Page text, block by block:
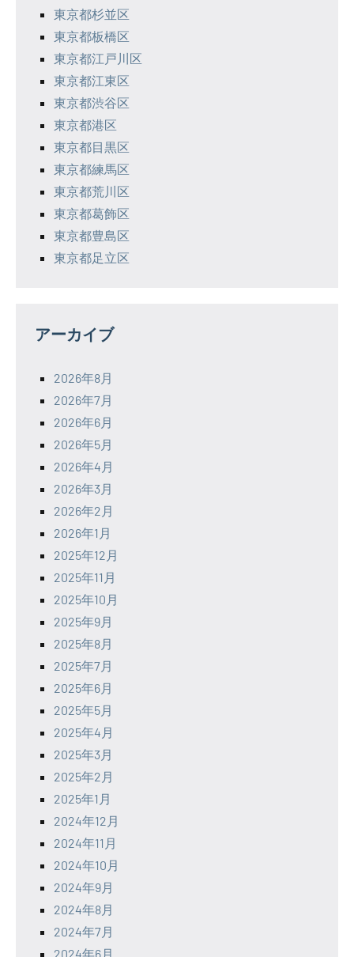
東京都杉並区
東京都板橋区
東京都江戸川区
東京都江東区
東京都渋谷区
東京都港区
東京都目黒区
東京都練馬区
東京都荒川区
東京都葛飾区
東京都豊島区
東京都足立区
アーカイブ
2026年8月
2026年7月
2026年6月
2026年5月
2026年4月
2026年3月
2026年2月
2026年1月
2025年12月
2025年11月
2025年10月
2025年9月
2025年8月
2025年7月
2025年6月
2025年5月
2025年4月
2025年3月
2025年2月
2025年1月
2024年12月
2024年11月
2024年10月
2024年9月
2024年8月
2024年7月
2024年6月